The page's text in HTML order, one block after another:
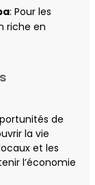
: Pour les
riche en
de
la vie
et les
l’économie